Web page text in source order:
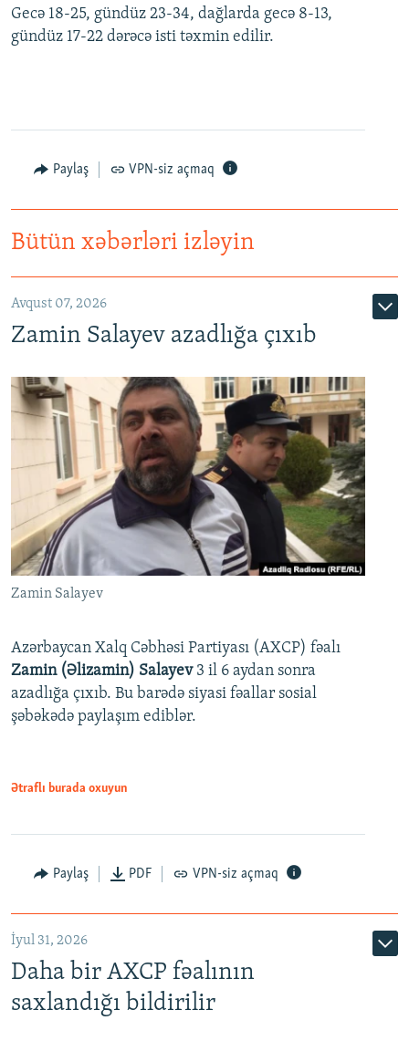
Gecə 18-25, gündüz 23-34, dağlarda gecə 8-13,
gündüz 17-22 dərəcə isti təxmin edilir.
Paylaş VPN-siz açmaq
Bütün xəbərləri izləyin
Avqust 07, 2026
Zamin Salayev azadlığa çıxıb
Zamin Salayev
Azərbaycan Xalq Cəbhəsi Partiyası (AXCP) fəalı
Zamin (Əlizamin) Salayev 3 il 6 aydan sonra
azadlığa çıxıb. Bu barədə siyasi fəallar sosial
şəbəkədə paylaşım ediblər.
Ətraflı burada oxuyun
Paylaş PDF VPN-siz açmaq
İyul 31, 2026
Daha bir AXCP fəalının
saxlandığı bildirilir